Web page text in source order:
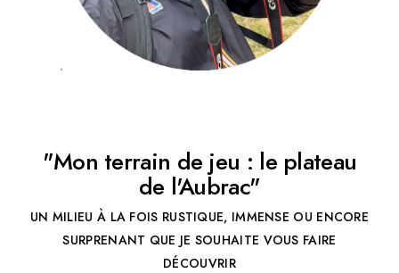
"Mon terrain de jeu : le plateau
de l'Aubrac"
UN MILIEU À LA FOIS RUSTIQUE, IMMENSE OU ENCORE
SURPRENANT QUE JE SOUHAITE VOUS FAIRE
DÉCOUVRIR